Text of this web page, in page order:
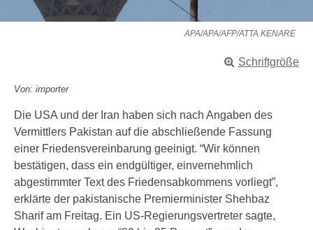
APA/APA/AFP/ATTA KENARE
Schriftgröße
Von: importer
Die USA und der Iran haben sich nach Angaben des
Vermittlers Pakistan auf die abschließende Fassung
einer Friedensvereinbarung geeinigt. “Wir können
bestätigen, dass ein endgültiger, einvernehmlich
abgestimmter Text des Friedensabkommens vorliegt”,
erklärte der pakistanische Premierminister Shehbaz
Sharif am Freitag. Ein US-Regierungsvertreter sagte,